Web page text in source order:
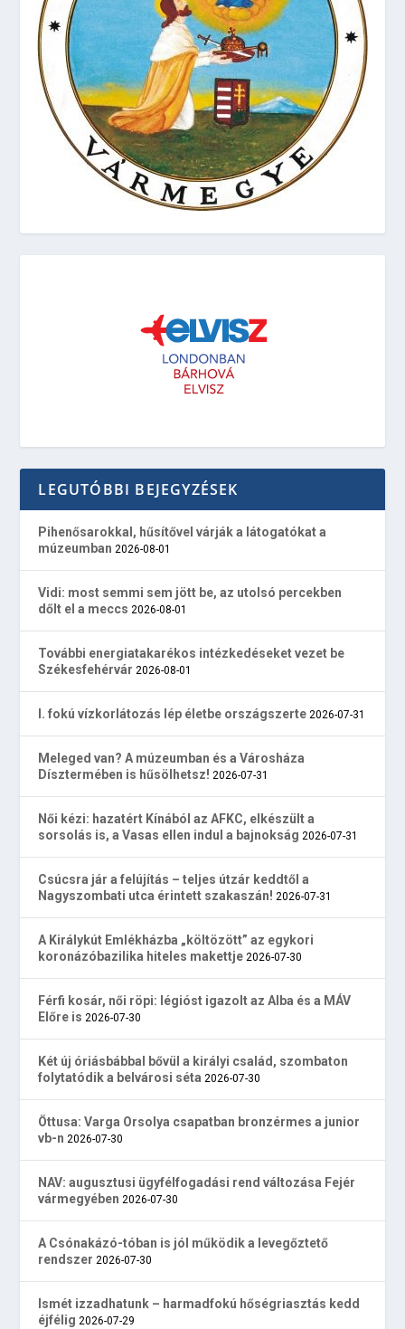
LEGUTÓBBI BEJEGYZÉSEK
Pihenősarokkal, hűsítővel várják a látogatókat a
múzeumban 2026-08-01
Vidi: most semmi sem jött be, az utolsó percekben
dőlt el a meccs 2026-08-01
További energiatakarékos intézkedéseket vezet be
Székesfehérvár 2026-08-01
I. fokú vízkorlátozás lép életbe országszerte 2026-07-31
Meleged van? A múzeumban és a Városháza
Dísztermében is hűsölhetsz! 2026-07-31
Női kézi: hazatért Kínából az AFKC, elkészült a
sorsolás is, a Vasas ellen indul a bajnokság 2026-07-31
Csúcsra jár a felújítás – teljes útzár keddtől a
Nagyszombati utca érintett szakaszán! 2026-07-31
A Királykút Emlékházba „költözött” az egykori
koronázóbazilika hiteles makettje 2026-07-30
Férfi kosár, női röpi: légióst igazolt az Alba és a MÁV
Előre is 2026-07-30
Két új óriásbábbal bővül a királyi család, szombaton
folytatódik a belvárosi séta 2026-07-30
Öttusa: Varga Orsolya csapatban bronzérmes a junior
vb-n 2026-07-30
NAV: augusztusi ügyfélfogadási rend változása Fejér
vármegyében 2026-07-30
A Csónakázó-tóban is jól működik a levegőztető
rendszer 2026-07-30
Ismét izzadhatunk – harmadfokú hőségriasztás kedd
éjfélig 2026-07-29